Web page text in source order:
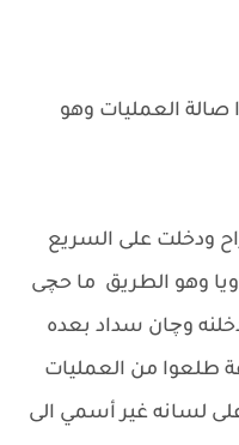
صالة العمليات وهو
ودخلت على السريع
وهو الطريق ما حچى
وچان سداد بعده
طلعوا من العمليات
لسانه غير أسمي الى